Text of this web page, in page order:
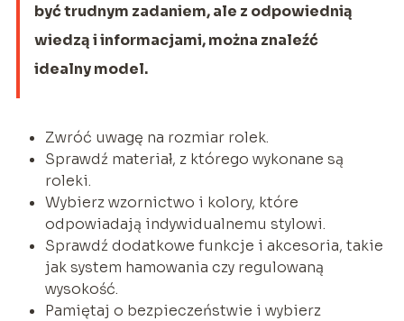
być trudnym zadaniem, ale z odpowiednią
wiedzą i informacjami, można znaleźć
idealny model.
Zwróć uwagę na rozmiar rolek.
Sprawdź materiał, z którego wykonane są
roleki.
Wybierz wzornictwo i kolory, które
odpowiadają indywidualnemu stylowi.
Sprawdź dodatkowe funkcje i akcesoria, takie
jak system hamowania czy regulowaną
wysokość.
Pamiętaj o bezpieczeństwie i wybierz